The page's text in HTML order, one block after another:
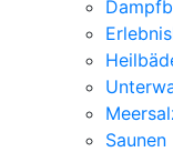
Saunen